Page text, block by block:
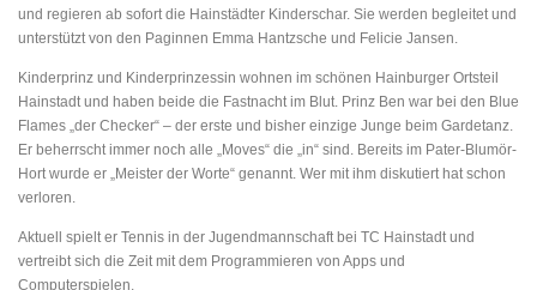
und regieren ab sofort die Hainstädter Kinderschar. Sie werden begleitet und
unterstützt von den Paginnen Emma Hantzsche und Felicie Jansen.
Kinderprinz und Kinderprinzessin wohnen im schönen Hainburger Ortsteil
Hainstadt und haben beide die Fastnacht im Blut. Prinz Ben war bei den Blue
Flames „der Checker“ – der erste und bisher einzige Junge beim Gardetanz.
Er beherrscht immer noch alle „Moves“ die „in“ sind. Bereits im Pater-Blumör-
Hort wurde er „Meister der Worte“ genannt. Wer mit ihm diskutiert hat schon
verloren.
Aktuell spielt er Tennis in der Jugendmannschaft bei TC Hainstadt und
vertreibt sich die Zeit mit dem Programmieren von Apps und
Computerspielen.